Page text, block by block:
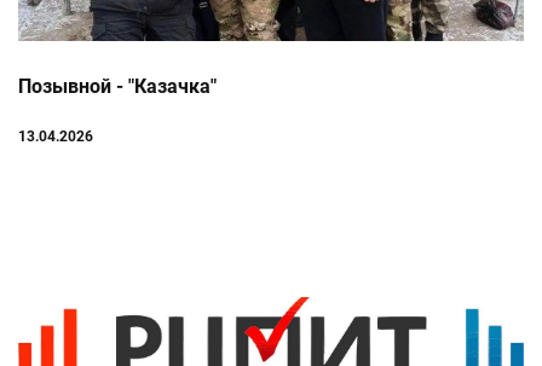
Позывной - "Казачка"
13.04.2026